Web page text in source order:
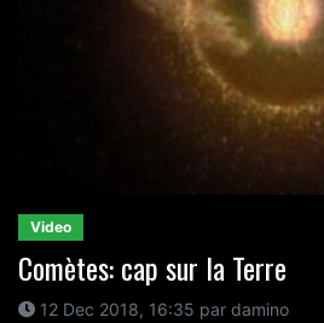
Video
Comètes: cap sur la Terre
12 Dec 2018, 16:35 par damino